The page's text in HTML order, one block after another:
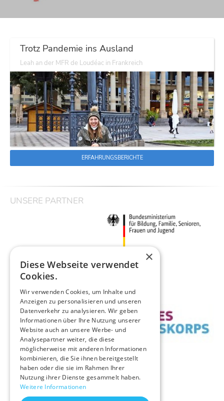
Trotz Pandemie ins Ausland
Leah an der MFR de Loudéac in Frankreich
ERFAHRUNGSBERICHTE
UNSERE PARTNER
×
Diese Webseite verwendet
Cookies.
Wir verwenden Cookies, um Inhalte und
Anzeigen zu personalisieren und unseren
Datenverkehr zu analysieren. Wir geben
Informationen über Ihre Nutzung unserer
Website auch an unsere Werbe- und
Analysepartner weiter, die diese
möglicherweise mit anderen Informationen
kombinieren, die Sie ihnen bereitgestellt
haben oder die sie im Rahmen Ihrer
Nutzung ihrer Dienste gesammelt haben.
Weitere Informationen